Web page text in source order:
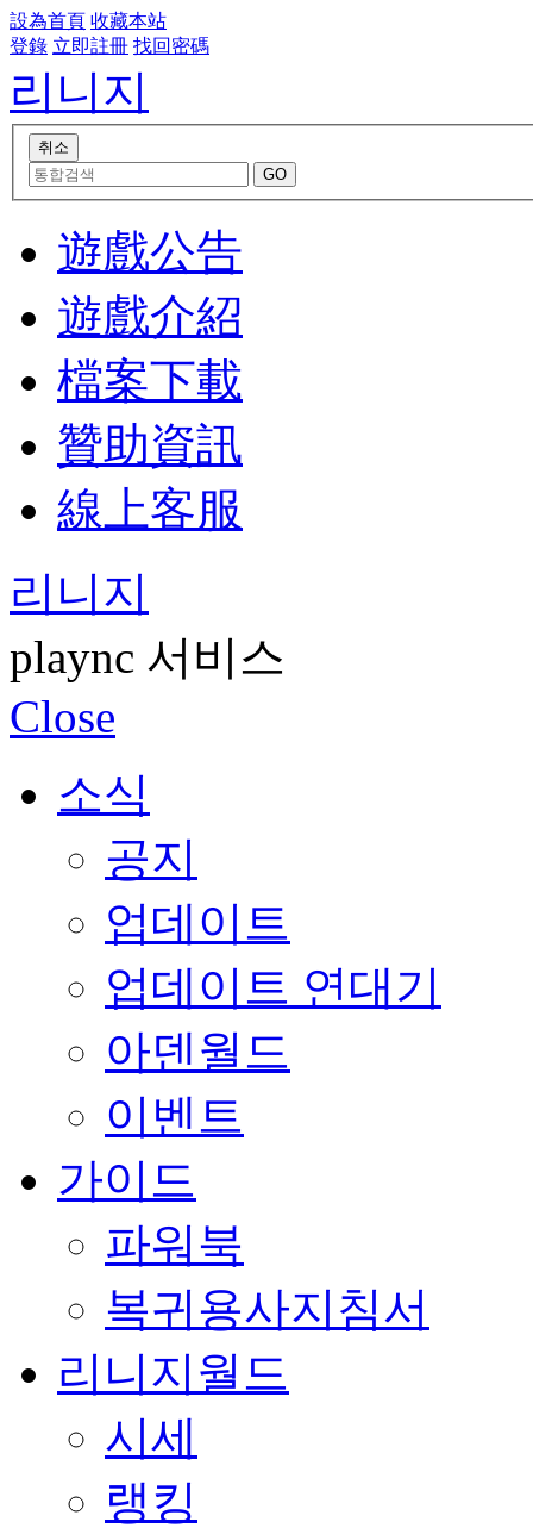
設為首頁 收藏本站
登錄 立即註冊 找回密碼
리니지
遊戲公告
遊戲介紹
檔案下載
贊助資訊
線上客服
리니지
plaync 서비스
Close
소식
공지
업데이트
업데이트 연대기
아덴월드
이벤트
가이드
파워북
복귀용사지침서
리니지월드
시세
랭킹